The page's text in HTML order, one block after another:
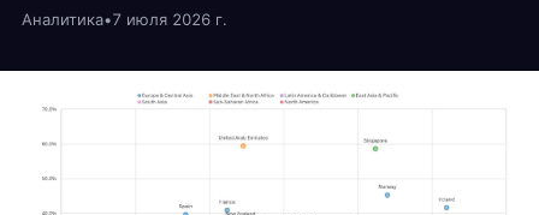
Аналитика•7 июля 2026 г.